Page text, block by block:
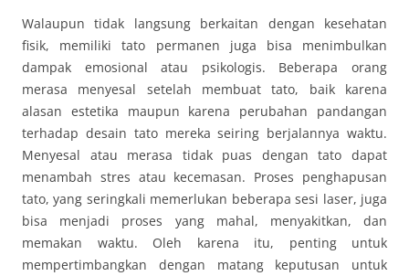
Walaupun tidak langsung berkaitan dengan kesehatan
fisik, memiliki tato permanen juga bisa menimbulkan
dampak emosional atau psikologis. Beberapa orang
merasa menyesal setelah membuat tato, baik karena
alasan estetika maupun karena perubahan pandangan
terhadap desain tato mereka seiring berjalannya waktu.
Menyesal atau merasa tidak puas dengan tato dapat
menambah stres atau kecemasan. Proses penghapusan
tato, yang seringkali memerlukan beberapa sesi laser, juga
bisa menjadi proses yang mahal, menyakitkan, dan
memakan waktu. Oleh karena itu, penting untuk
mempertimbangkan dengan matang keputusan untuk